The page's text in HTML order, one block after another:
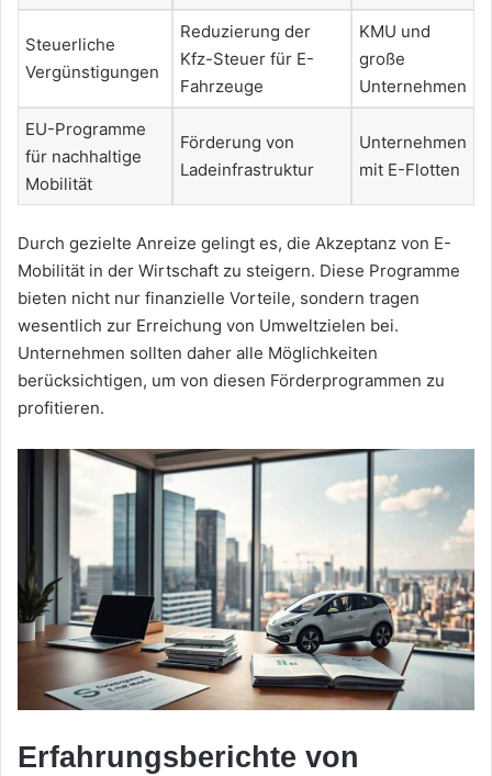
Steuerliche
Vergünstigungen
Reduzierung der
Kfz-Steuer für E-
Fahrzeuge
KMU und
große
Unternehmen
EU-Programme
für nachhaltige
Mobilität
Förderung von
Ladeinfrastruktur
Unternehmen
mit E-Flotten
Durch gezielte Anreize gelingt es, die Akzeptanz von E-
Mobilität in der Wirtschaft zu steigern. Diese Programme
bieten nicht nur finanzielle Vorteile, sondern tragen
wesentlich zur Erreichung von Umweltzielen bei.
Unternehmen sollten daher alle Möglichkeiten
berücksichtigen, um von diesen Förderprogrammen zu
profitieren.
Erfahrungsberichte von